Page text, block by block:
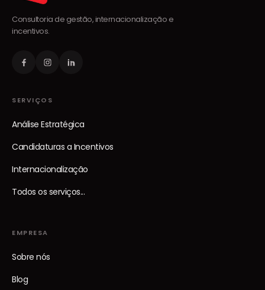
Consultoria de gestão, internacionalização e
incentivos.
SERVIÇOS
Análise Estratégica
Candidaturas a Incentivos
Internacionalização
Todos os serviços...
EMPRESA
Sobre nós
Blog